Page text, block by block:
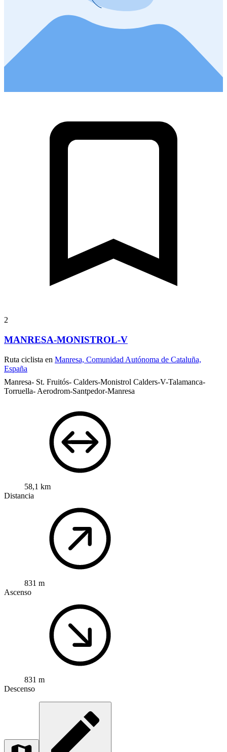
2
MANRESA-MONISTROL-V
Ruta ciclista en Manresa, Comunidad Autónoma de Cataluña,
España
Manresa- St. Fruitós- Calders-Monistrol Calders-V-Talamanca-
Torruella- Aerodrom-Santpedor-Manresa
58,1 km
Distancia
831 m
Ascenso
831 m
Descenso